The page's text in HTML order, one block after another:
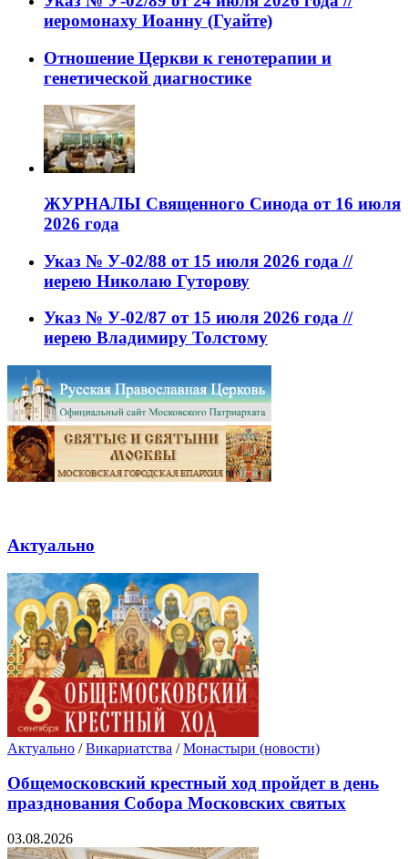
иеромонаху Иоанну (Гуайте)
Отношение Церкви к генотерапии и
генетической диагностике
ЖУРНАЛЫ Священного Синода от 16 июля
2026 года
Указ № У-02/88 от 15 июля 2026 года //
иерею Николаю Гуторову
Указ № У-02/87 от 15 июля 2026 года //
иерею Владимиру Толстому
Актуально
Актуально /Викариатства /Монастыри (новости)
Общемосковский крестный ход пройдет в день
празднования Собора Московских святых
03.08.2026